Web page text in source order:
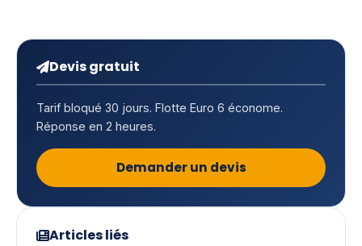
Devis gratuit
Tarif bloqué 30 jours. Flotte Euro 6 économe.
Réponse en 2 heures.
Demander un devis
Articles liés